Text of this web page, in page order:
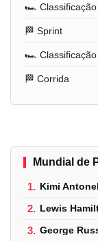
🏎️ Classificação
🏁 Sprint
🏎️ Classificação
🏁 Corrida
Mundial de
1. Kimi
2. Lewis
3. George